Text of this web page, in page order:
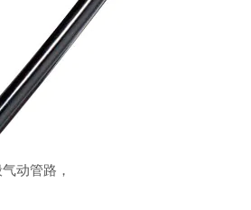
动管路，